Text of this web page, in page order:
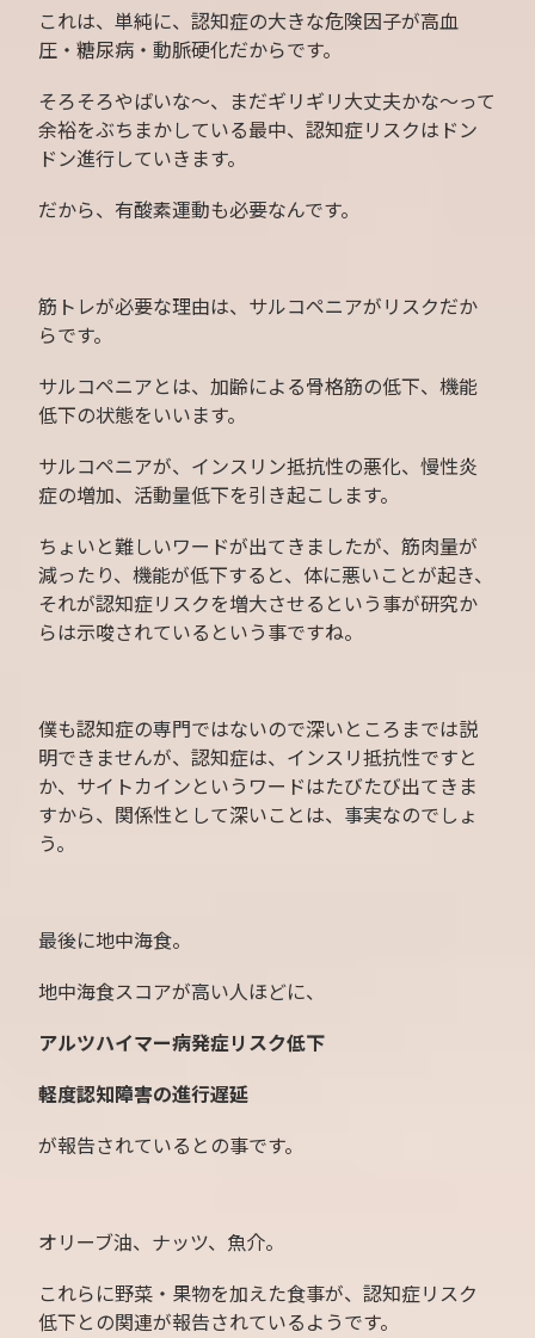
これは、単純に、認知症の大きな危険因子が高血
圧・糖尿病・動脈硬化だからです。
そろそろやばいな〜、まだギリギリ大丈夫かな〜って
余裕をぶちまかしている最中、認知症リスクはドン
ドン進行していきます。
だから、有酸素運動も必要なんです。
筋トレが必要な理由は、サルコペニアがリスクだか
らです。
サルコペニアとは、加齢による骨格筋の低下、機能
低下の状態をいいます。
サルコペニアが、インスリン抵抗性の悪化、慢性炎
症の増加、活動量低下を引き起こします。
ちょいと難しいワードが出てきましたが、筋肉量が
減ったり、機能が低下すると、体に悪いことが起き、
それが認知症リスクを増大させるという事が研究か
らは示唆されているという事ですね。
僕も認知症の専門ではないので深いところまでは説
明できませんが、認知症は、インスリ抵抗性ですと
か、サイトカインというワードはたびたび出てきま
すから、関係性として深いことは、事実なのでしょ
う。
最後に地中海食。
地中海食スコアが高い人ほどに、
アルツハイマー病発症リスク低下
軽度認知障害の進行遅延
が報告されているとの事です。
オリーブ油、ナッツ、魚介。
これらに野菜・果物を加えた食事が、認知症リスク
低下との関連が報告されているようです。